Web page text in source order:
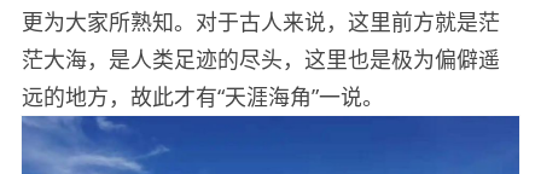
更为大家所熟知。对于古人来说，这里前方就是茫
茫大海，是人类足迹的尽头，这里也是极为偏僻遥
远的地方，故此才有“天涯海角”一说。